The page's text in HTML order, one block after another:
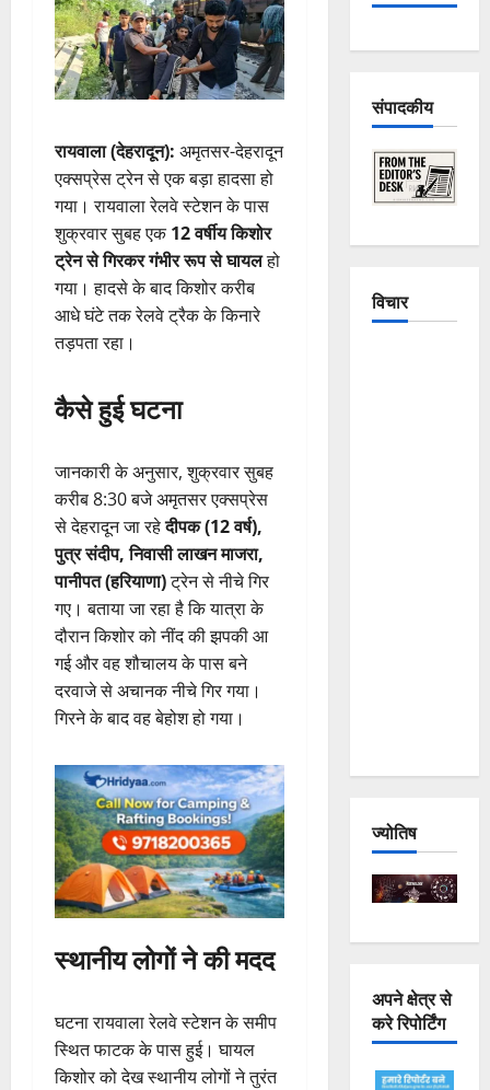
रायवाला (देहरादून): अमृतसर-देहरादून
एक्सप्रेस ट्रेन से एक बड़ा हादसा हो
गया। रायवाला रेलवे स्टेशन के पास
शुक्रवार सुबह एक12 वर्षीय किशोर
ट्रेन से गिरकर गंभीर रूप से घायलहो
गया। हादसे के बाद किशोर करीब
आधे घंटे तक रेलवे ट्रैक के किनारे
तड़पता रहा।
कैसे हुई घटना
जानकारी के अनुसार, शुक्रवार सुबह
करीब 8:30 बजे अमृतसर एक्सप्रेस
से देहरादून जा रहेदीपक (12 वर्ष),
पुत्र संदीप, निवासी लाखन माजरा,
पानीपत (हरियाणा)ट्रेन से नीचे गिर
गए। बताया जा रहा है कि यात्रा के
दौरान किशोर को नींद की झपकी आ
गई और वह शौचालय के पास बने
दरवाजे से अचानक नीचे गिर गया।
गिरने के बाद वह बेहोश हो गया।
स्थानीय लोगों ने की मदद
घटना रायवाला रेलवे स्टेशन के समीप
स्थित फाटक के पास हुई। घायल
किशोर को देख स्थानीय लोगों ने तुरंत
संपादकीय
विचार
ज्योतिष
अपने क्षेत्र से
करे रिपोर्टिंग